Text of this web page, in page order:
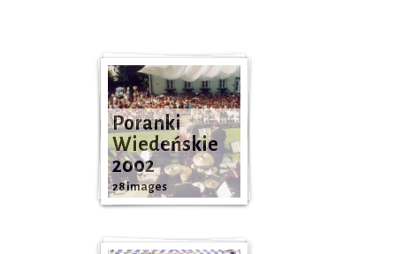
Poranki
Wiedeńskie
2002
28 images